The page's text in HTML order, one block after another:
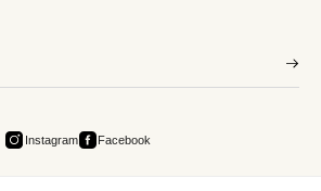
Instagram Facebook